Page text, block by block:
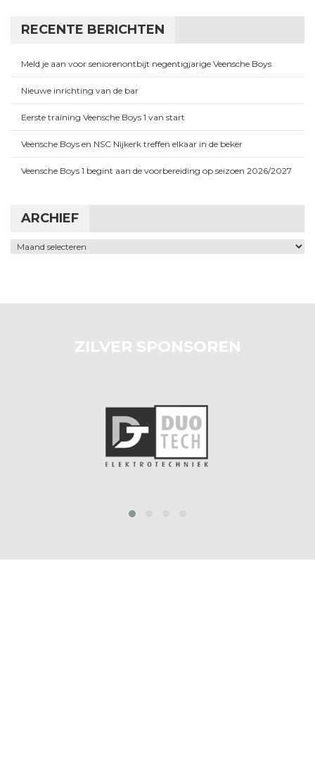
RECENTE BERICHTEN
Meld je aan voor seniorenontbijt negentigjarige Veensche Boys
Nieuwe inrichting van de bar
Eerste training Veensche Boys 1 van start
Veensche Boys en NSC Nijkerk treffen elkaar in de beker
Veensche Boys 1 begint aan de voorbereiding op seizoen 2026/2027
ARCHIEF
Archief
ZILVER SPONSOREN